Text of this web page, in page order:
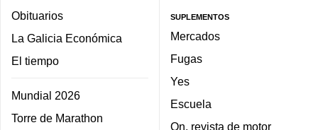
Obituarios
La Galicia Económica
El tiempo
Mundial 2026
Torre de Marathon
SUPLEMENTOS
Mercados
Fugas
Yes
Escuela
On, revista de motor